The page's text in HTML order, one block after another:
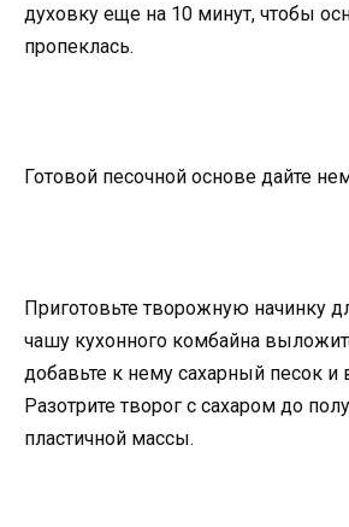
духовку еще на 10 минут, чтобы
пропеклась.
Готовой песочной основе дайте
Приготовьте творожную начинку
чашу кухонного комбайна
добавьте к нему сахарный песок и
Разотрите творог с сахаром до
пластичной массы.